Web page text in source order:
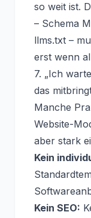
so weit ist.
– Schema
llms.txt –
erst wenn
7. „Ich
das
Manche
Website-
aber stark
Kein
Kein SEO: